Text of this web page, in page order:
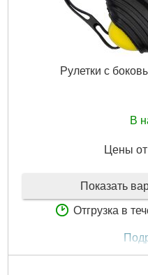
Рулетки с
В
Цены от
Показать
Отгрузка в